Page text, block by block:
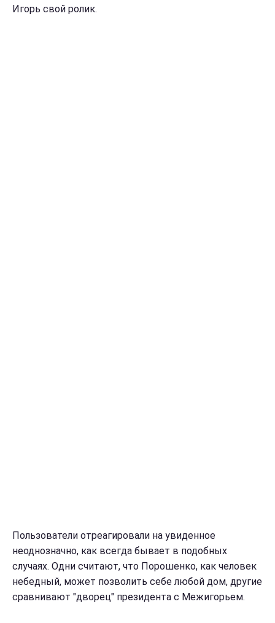
Игорь свой ролик.
Пользователи отреагировали на увиденное
неоднозначно, как всегда бывает в подобных
случаях. Одни считают, что Порошенко, как человек
небедный, может позволить себе любой дом, другие
сравнивают "дворец" президента с Межигорьем.